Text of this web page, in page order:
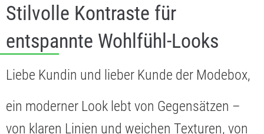
Stilvolle Kontraste für
entspannte Wohlfühl-Looks
Liebe Kundin und lieber Kunde der Modebox,
ein moderner Look lebt von Gegensätzen –
von klaren Linien und weichen Texturen, von